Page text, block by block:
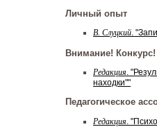
Личный опыт
В. Слуцкий.
Внимание! Конкурс!
Редакция.
находки""
Педагогическое
Редакция .